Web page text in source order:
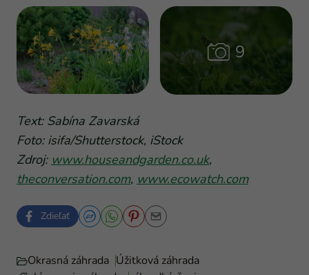
Text: Sabína Zavarská
Foto: isifa/Shutterstock, iStock
Zdroj: www.houseandgarden.co.uk,
theconversation.com, www.ecowatch.com
Zdieľať
Okrasná záhrada Úžitková záhrada